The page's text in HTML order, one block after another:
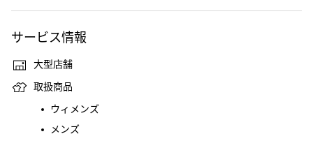
サービス情報
大型店舗
取扱商品
ウィメンズ
メンズ